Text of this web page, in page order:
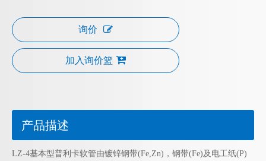
询价
加入询价篮
产品描述
LZ-4基本型普利卡软管由镀锌钢带(Fe,Zn)，钢带(Fe)及电工纸(P)